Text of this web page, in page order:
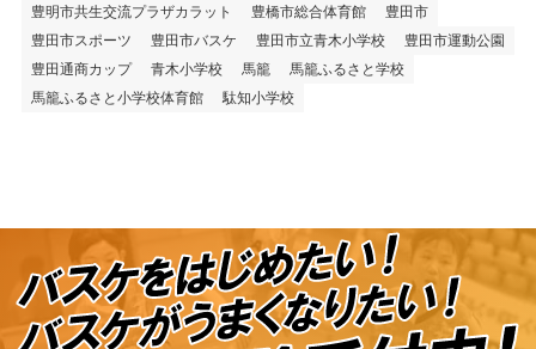
豊明市共生交流プラザカラット
豊橋市総合体育館
豊田市
豊田市スポーツ
豊田市バスケ 豊田市立青木小学校
豊田市運動公園
豊田通商カップ
青木小学校 馬籠
馬籠ふるさと学校
馬籠ふるさと小学校体育館
駄知小学校